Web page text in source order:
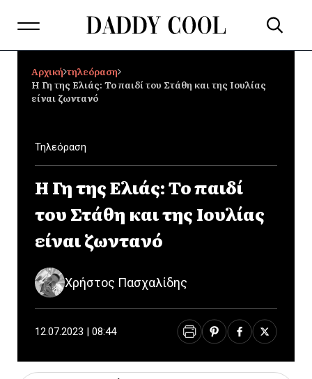
Αρχική τηλεόραση
Η Γη της Ελιάς: Το παιδί του Στάθη και της Ιουλίας
είναι ζωντανό
Τηλεόραση
Η Γη της Ελιάς: Το παιδί
του Στάθη και της Ιουλίας
είναι ζωντανό
Χρήστος Πασχαλίδης
12.07.2023 | 08:44